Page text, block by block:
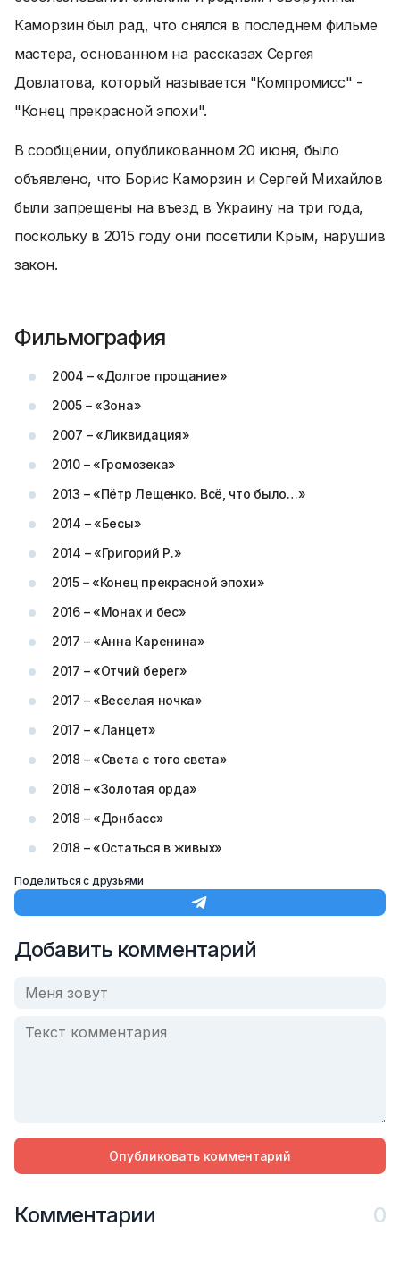
Каморзин был рад, что снялся в последнем фильме
мастера, основанном на рассказах Сергея
Довлатова, который называется "Компромисс" -
"Конец прекрасной эпохи".
В сообщении, опубликованном 20 июня, было
объявлено, что Борис Каморзин и Сергей Михайлов
были запрещены на въезд в Украину на три года,
поскольку в 2015 году они посетили Крым, нарушив
закон.
Фильмография
2004 – «Долгое прощание»
2005 – «Зона»
2007 – «Ликвидация»
2010 – «Громозека»
2013 – «Пётр Лещенко. Всё, что было…»
2014 – «Бесы»
2014 – «Григорий Р.»
2015 – «Конец прекрасной эпохи»
2016 – «Монах и бес»
2017 – «Анна Каренина»
2017 – «Отчий берег»
2017 – «Веселая ночка»
2017 – «Ланцет»
2018 – «Света с того света»
2018 – «Золотая орда»
2018 – «Донбасс»
2018 – «Остаться в живых»
Поделиться с друзьями
Добавить комментарий
Опубликовать комментарий
Комментарии 0